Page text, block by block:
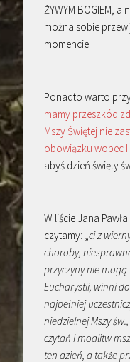
ŻYWYM BOGIEM,
można sobie
momencie.
Ponadto warto
mamy przeszkód
Mszy Świętej nie
obowiązku wobec
abyś dzień święty
W liście Jana
czytamy: „ci z
choroby,
przyczyny nie mogą
Eucharystii, winni
najpełniej
niedzielnej Mszy
czytań i modlitw
ten dzień, a także